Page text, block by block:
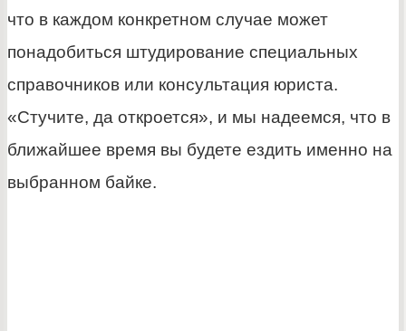
что в каждом конкретном случае может
понадобиться штудирование специальных
справочников или консультация юриста.
«Стучите, да откроется», и мы надеемся, что в
ближайшее время вы будете ездить именно на
выбранном байке.